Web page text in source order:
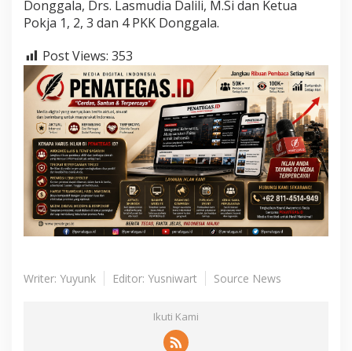
Donggala, Drs. Lasmudia Dalili, M.Si dan Ketua
Pokja 1, 2, 3 dan 4 PKK Donggala.
Post Views: 353
Writer: Yuyunk Editor: Yusniwart Source News
Ikuti Kami